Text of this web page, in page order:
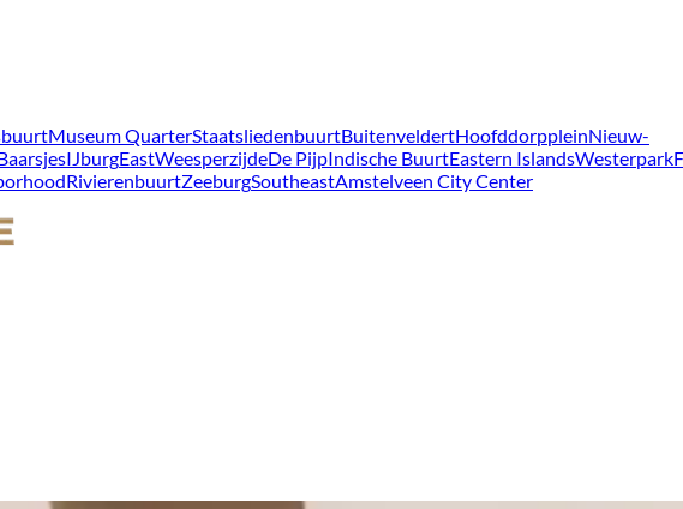
Museum QuarterStaatsliedenbuurtBuitenveldertHoofddorppleinNieuw-
IJburgEastWeesperzijdeDe PijpIndische BuurtEastern IslandsWesterpark
RivierenbuurtZeeburgSoutheastAmstelveen City Center